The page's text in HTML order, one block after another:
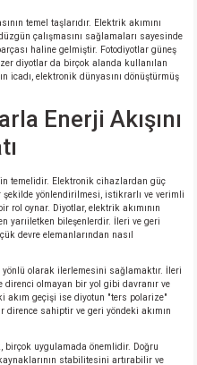
temel taşlarıdır. Elektrik akımını
çalışmasını sağlamaları sayesinde
haline gelmiştir. Fotodiyotlar güneş
diyotlar da birçok alanda kullanılan
icadı, elektronik dünyasını dönüştürmüş
Enerji Akışını
temelidir. Elektronik cihazlardan güç
yönlendirilmesi, istikrarlı ve verimli
rol oynar. Diyotlar, elektrik akımının
yarıiletken bileşenlerdir. İleri ve geri
devre elemanlarından nasıl
yönlü olarak ilerlemesini sağlamaktır. İleri
direnci olmayan bir yol gibi davranır ve
akım geçişi ise diyotun "ters polarize"
sahiptir ve geri yöndeki akımın
birçok uygulamada önemlidir. Doğru
stabilitesini artırabilir ve